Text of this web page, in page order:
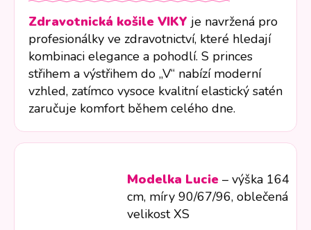
Zdravotnická košile VIKY je navržená pro
profesionálky ve zdravotnictví, které hledají
kombinaci elegance a pohodlí. S princes
střihem a výstřihem do „V“ nabízí moderní
vzhled, zatímco vysoce kvalitní elastický satén
zaručuje komfort během celého dne.
Modelka Lucie – výška 164
cm, míry 90/67/96, oblečená
velikost XS